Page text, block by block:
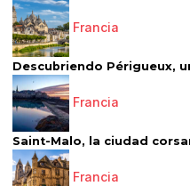
Francia
Descubriendo Périgueux,
Francia
Saint-Malo, la ciudad
Francia